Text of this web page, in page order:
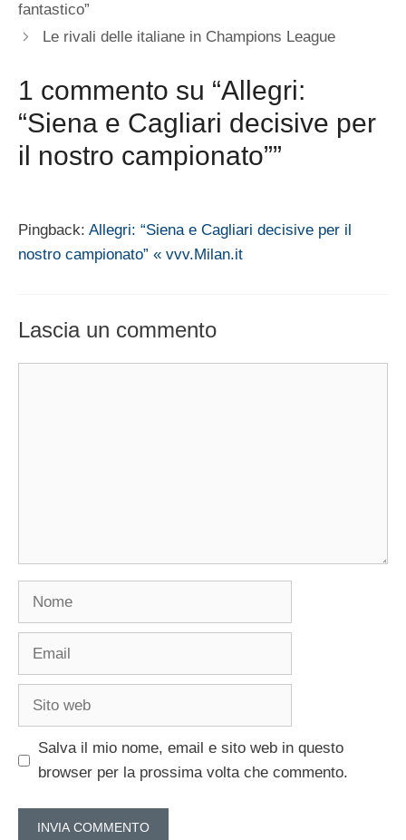
fantastico”
Le rivali delle italiane in Champions League
1 commento su “Allegri:
“Siena e Cagliari decisive per
il nostro campionato””
Pingback: Allegri: “Siena e Cagliari decisive per il
nostro campionato” « vvv.Milan.it
Lascia un commento
Nome
Email
Sito
Salva il mio nome, email e sito web in questo
browser per la prossima volta che commento.